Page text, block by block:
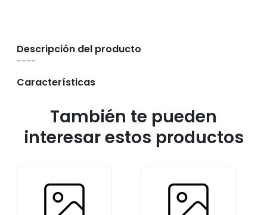
Descripción del producto
----
Características
También te pueden
interesar estos productos